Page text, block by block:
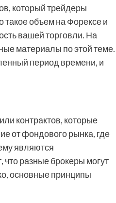
который трейдеры
такое объем на Форексе и
вашей торговли. На
материалы по этой теме.
период времени, и
контрактов, которые
от фондового рынка, где
являются
разные брокеры могут
основные принципы